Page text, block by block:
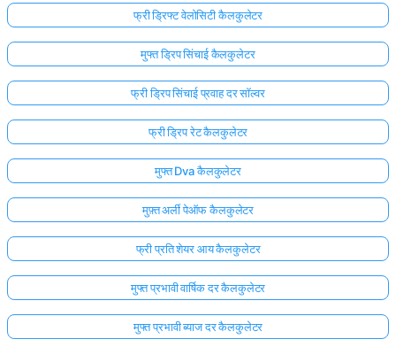
यहाँ
फ्री ड्रिफ्ट वेलोसिटी कैलकुलेटर
मुफ्त ड्रिप सिंचाई कैलकुलेटर
फ्री ड्रिप सिंचाई प्रवाह दर सॉल्वर
फ्री ड्रिप रेट कैलकुलेटर
मुफ्त Dva कैलकुलेटर
मुफ़्त अर्ली पेऑफ कैलकुलेटर
फ्री प्रति शेयर आय कैलकुलेटर
मुफ्त प्रभावी वार्षिक दर कैलकुलेटर
मुफ्त प्रभावी ब्याज दर कैलकुलेटर